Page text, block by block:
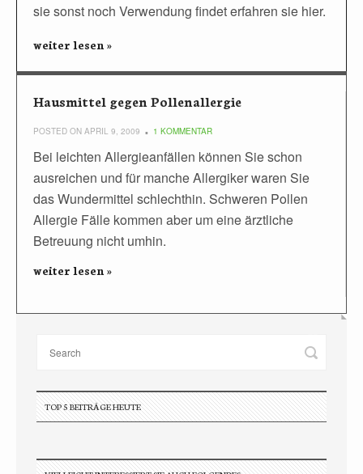
sie sonst noch Verwendung findet erfahren sie hier.
weiter lesen »
Hausmittel gegen Pollenallergie
POSTED ON APRIL 9, 2009 1 KOMMENTAR
Bei leichten Allergieanfällen können Sie schon
ausreichen und für manche Allergiker waren Sie
das Wundermittel schlechthin. Schweren Pollen
Allergie Fälle kommen aber um eine ärztliche
Betreuung nicht umhin.
weiter lesen »
TOP 5 BEITRÄGE HEUTE